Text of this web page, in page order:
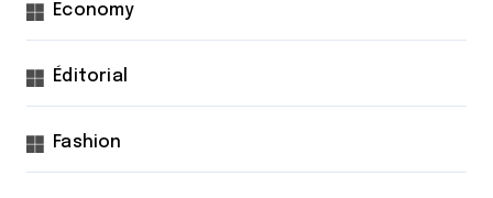
Economy
Éditorial
Fashion